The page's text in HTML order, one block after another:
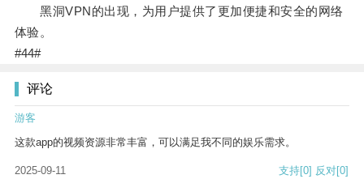
黑洞VPN的出现，为用户提供了更加便捷和安全的网络
体验。
#44#
评论
游客
这款app的视频资源非常丰富，可以满足我不同的娱乐需求。
2025-09-11 支持[0] 反对[0]